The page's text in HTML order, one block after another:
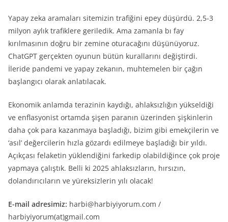
Yapay zeka aramaları sitemizin trafiğini epey düşürdü. 2,5-3
milyon aylık trafiklere geriledik. Ama zamanla bı fay
kırılmasının doğru bir zemine oturacağını düşünüyoruz.
ChatGPT gerçekten oyunun bütün kurallarını değiştirdi.
İleride pandemi ve yapay zekanın, muhtemelen bir çağın
başlangıcı olarak anlatılacak.
Ekonomik anlamda terazinin kaydığı, ahlaksızlığın yükseldiği
ve enflasyonist ortamda şişen paranın üzerinden şişkinlerin
daha çok para kazanmaya başladığı, bizim gibi emekçilerin ve
‘asıl’ değercilerin hızla gözardı edilmeye başladığı bir yıldı.
Açıkçası felaketin yüklendiğini farkedip olabildiğince çok proje
yapmaya çalıştık. Belli ki 2025 ahlaksızların, hırsızın,
dolandırıcıların ve yüreksizlerin yılı olacak!
E-mail adresimiz: harbi@harbiyiyorum.com /
harbiyiyorum(at)gmail.com